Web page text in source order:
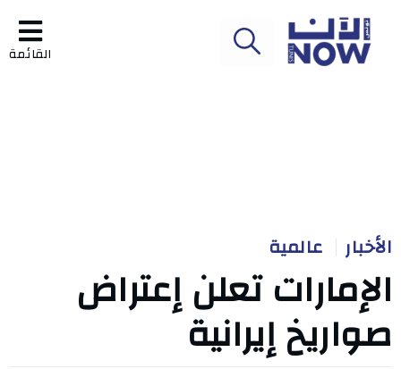
القائمة
الأخبار عالمية
الإمارات تعلن إعتراض
صواريخ إيرانية